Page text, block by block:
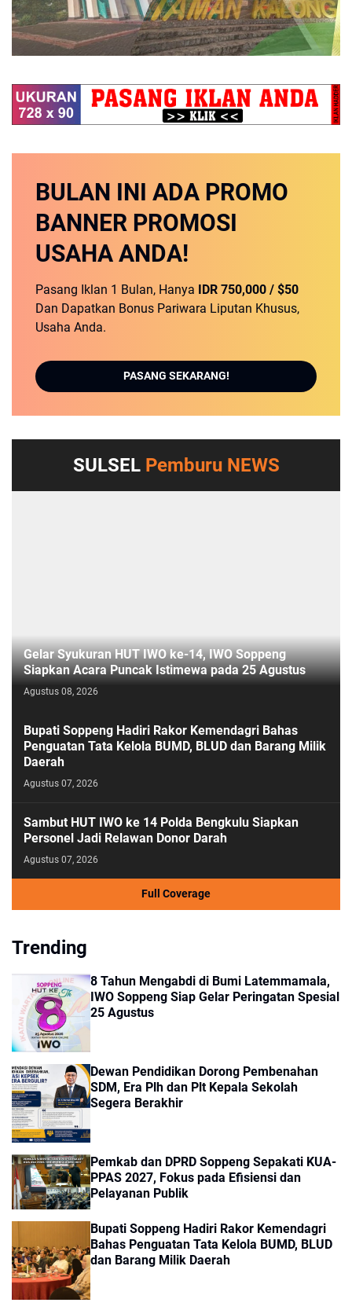
BULAN INI ADA PROMO
BANNER PROMOSI
USAHA ANDA!
Pasang Iklan 1 Bulan, Hanya IDR 750,000 / $50
Dan Dapatkan Bonus Pariwara Liputan Khusus,
Usaha Anda.
PASANG SEKARANG!
SULSEL Pemburu NEWS
Gelar Syukuran HUT IWO ke-14, IWO Soppeng
Siapkan Acara Puncak Istimewa pada 25 Agustus
Agustus 08, 2026
Bupati Soppeng Hadiri Rakor Kemendagri Bahas
Penguatan Tata Kelola BUMD, BLUD dan Barang Milik
Daerah
Agustus 07, 2026
Sambut HUT IWO ke 14 Polda Bengkulu Siapkan
Personel Jadi Relawan Donor Darah
Agustus 07, 2026
Full Coverage
Trending
8 Tahun Mengabdi di Bumi Latemmamala,
IWO Soppeng Siap Gelar Peringatan Spesial
25 Agustus
Dewan Pendidikan Dorong Pembenahan
SDM, Era Plh dan Plt Kepala Sekolah
Segera Berakhir
Pemkab dan DPRD Soppeng Sepakati KUA-
PPAS 2027, Fokus pada Efisiensi dan
Pelayanan Publik
Bupati Soppeng Hadiri Rakor Kemendagri
Bahas Penguatan Tata Kelola BUMD, BLUD
dan Barang Milik Daerah